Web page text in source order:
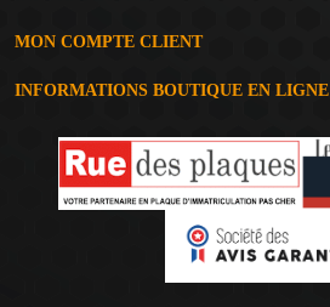
MON COMPTE CLIENT
INFORMATIONS BOUTIQUE EN LIGNE